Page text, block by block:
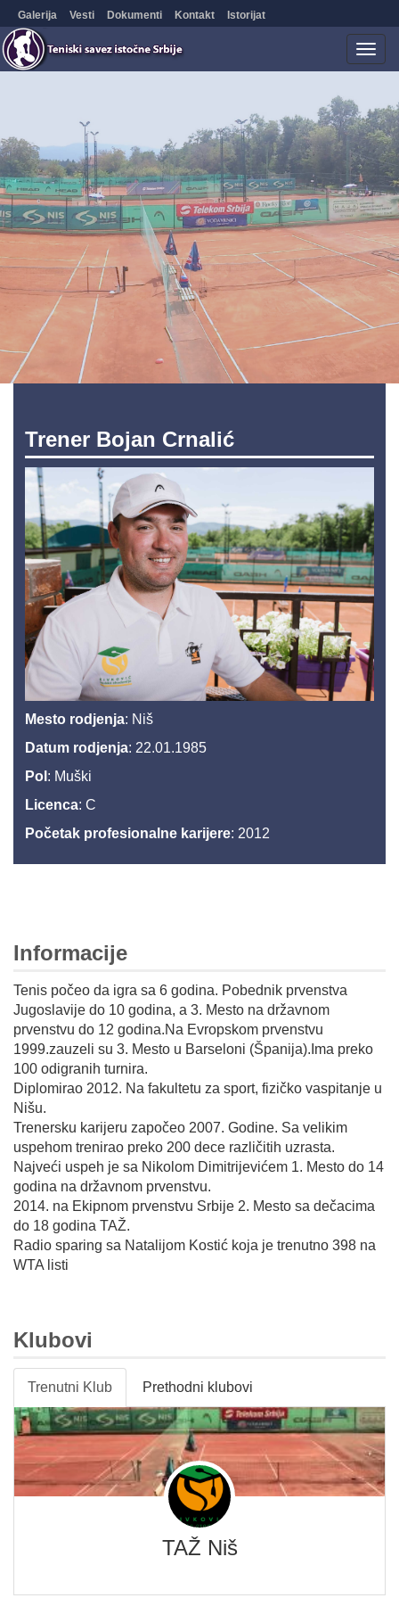
Galerija Vesti Dokumenti Kontakt Istorijat
Trener Bojan Crnalić
Mesto rodjenja: Niš
Datum rodjenja: 22.01.1985
Pol : Muški
Licenca: C
Početak profesionalne karijere: 2012
Informacije
Tenis počeo da igra sa 6 godina. Pobednik prvenstva
Jugoslavije do 10 godina, a 3. Mesto na državnom
prvenstvu do 12 godina.Na Evropskom prvenstvu
1999.zauzeli su 3. Mesto u Barseloni (Španija).Ima preko
100 odigranih turnira.
Diplomirao 2012. Na fakultetu za sport, fizičko vaspitanje u
Nišu.
Trenersku karijeru započeo 2007. Godine. Sa velikim
uspehom trenirao preko 200 dece različitih uzrasta.
Najveći uspeh je sa Nikolom Dimitrijevićem 1. Mesto do 14
godina na državnom prvenstvu.
2014. na Ekipnom prvenstvu Srbije 2. Mesto sa dečacima
do 18 godina TAŽ.
Radio sparing sa Natalijom Kostić koja je trenutno 398 na
WTA listi
Klubovi
Trenutni Klub Prethodni klubovi
TAŽ Niš